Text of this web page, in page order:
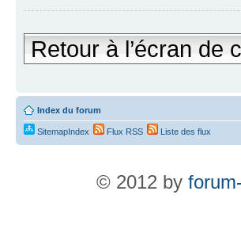
Retour à l’écran de
Index du forum
SitemapIndex Flux RSS Liste des flux
© 2012 by